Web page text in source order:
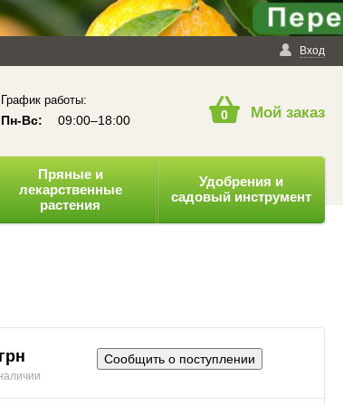
Вход
График работы:
Пн-Вс: 09:00–18:00 0 Мой заказ
Пряные и
лекарственные
растения
Удобрения и
садовый инструмент
Сообщить о поступлении